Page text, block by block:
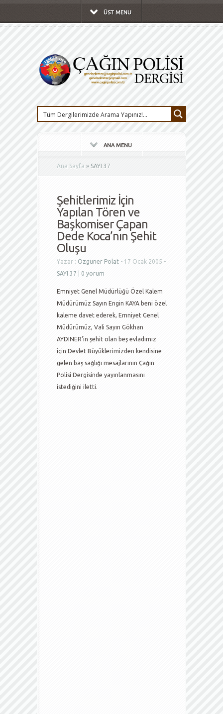
ÜST MENU
ANA MENU
Ana Sayfa » SAYI 37
Şehitlerimiz İçin
Yapılan Tören ve
Başkomiser Çapan
Dede Koca’nın Şehit
Oluşu
Yazar : Özgüner Polat - 17 Ocak 2005 -
SAYI 37
0 yorum
Emniyet Genel Müdürlüğü Özel Kalem
Müdürümüz Sayın Engin KAYA beni özel
kaleme davet ederek, Emniyet Genel
Müdürümüz, Vali Sayın Gökhan
AYDINER’in şehit olan beş evladımız
için Devlet Büyüklerimizden kendisine
gelen baş sağlığı mesajlarının Çağın
Polisi Dergisinde yayınlanmasını
istediğini iletti.